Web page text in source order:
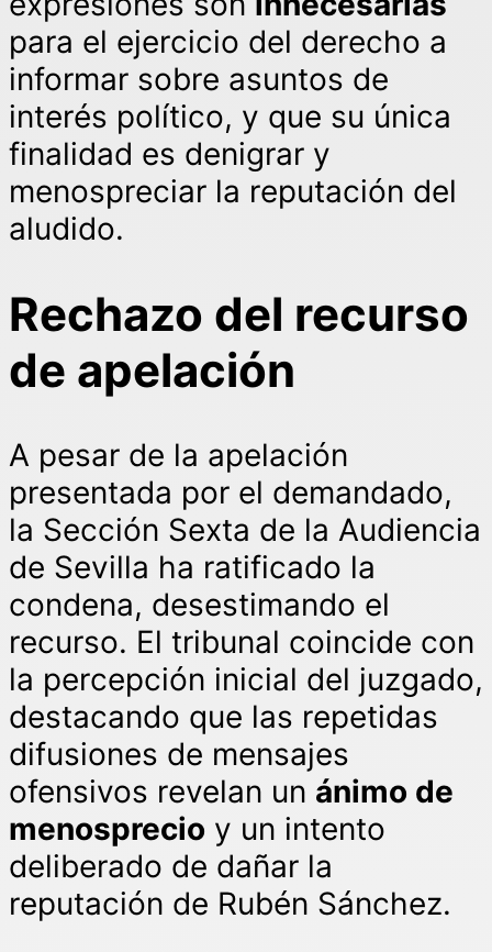
para el ejercicio del derecho a
informar sobre asuntos de
interés político, y que su única
finalidad es denigrar y
menospreciar la reputación del
aludido.
Rechazo del recurso
de apelación
A pesar de la apelación
presentada por el demandado,
la Sección Sexta de la Audiencia
de Sevilla ha ratificado la
condena, desestimando el
recurso. El tribunal coincide con
la percepción inicial del juzgado,
destacando que las repetidas
difusiones de mensajes
ofensivos revelan un ánimo de
menosprecio y un intento
deliberado de dañar la
reputación de Rubén Sánchez.